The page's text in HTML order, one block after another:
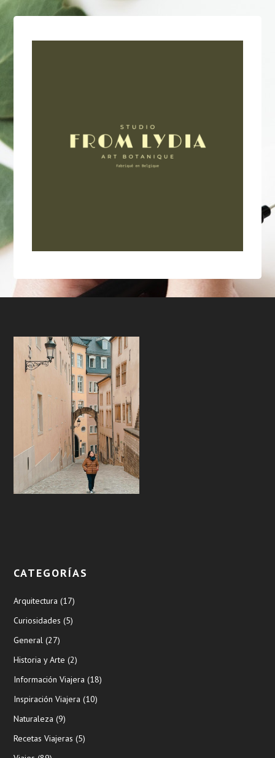
CATEGORÍAS
Arquitectura (17)
Curiosidades (5)
General (27)
Historia y Arte (2)
Información Viajera (18)
Inspiración Viajera (10)
Naturaleza (9)
Recetas Viajeras (5)